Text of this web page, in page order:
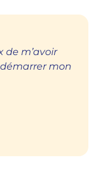
de m’avoir
mon